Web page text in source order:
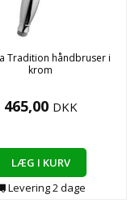
Tradition håndbruser i
krom
465,00 DKK
LÆG I KURV
Levering2dage